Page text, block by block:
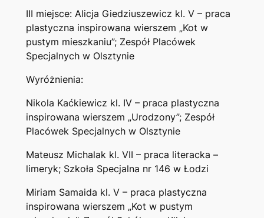
III miejsce: Alicja Giedziuszewicz kl. V – praca
plastyczna inspirowana wierszem „Kot w
pustym mieszkaniu”; Zespół Placówek
Specjalnych w Olsztynie
Wyróżnienia:
Nikola Kaćkiewicz kl. IV – praca plastyczna
inspirowana wierszem „Urodzony”; Zespół
Placówek Specjalnych w Olsztynie
Mateusz Michalak kl. VII – praca literacka –
limeryk; Szkoła Specjalna nr 146 w Łodzi
Miriam Samaida kl. V – praca plastyczna
inspirowana wierszem „Kot w pustym